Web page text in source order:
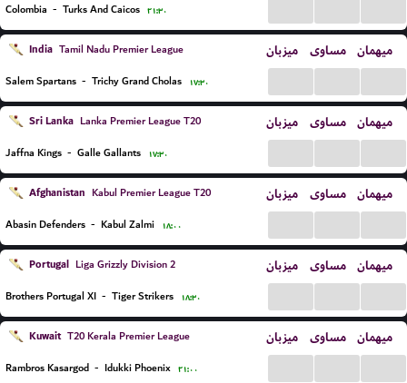
Colombia - Turks And Caicos ۲۱:۳۰
India Tamil Nadu Premier League میزبان مساوی میهمان
Salem Spartans - Trichy Grand Cholas ۱۷:۳۰
Sri Lanka Lanka Premier League T20 میزبان مساوی میهمان
Jaffna Kings - Galle Gallants ۱۷:۳۰
Afghanistan Kabul Premier League T20 میزبان مساوی میهمان
Abasin Defenders - Kabul Zalmi ۱۸:۰۰
Portugal Liga Grizzly Division 2 میزبان مساوی میهمان
Brothers Portugal XI - Tiger Strikers ۱۸:۳۰
Kuwait T20 Kerala Premier League میزبان مساوی میهمان
Rambros Kasargod - Idukki Phoenix ۲۱:۰۰